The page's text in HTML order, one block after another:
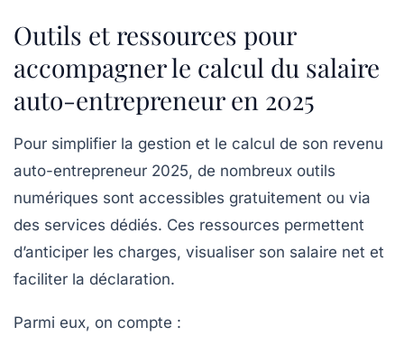
Outils et ressources pour
accompagner le calcul du salaire
auto-entrepreneur en 2025
Pour simplifier la gestion et le calcul de son revenu
auto-entrepreneur 2025, de nombreux outils
numériques sont accessibles gratuitement ou via
des services dédiés. Ces ressources permettent
d’anticiper les charges, visualiser son salaire net et
faciliter la déclaration.
Parmi eux, on compte :